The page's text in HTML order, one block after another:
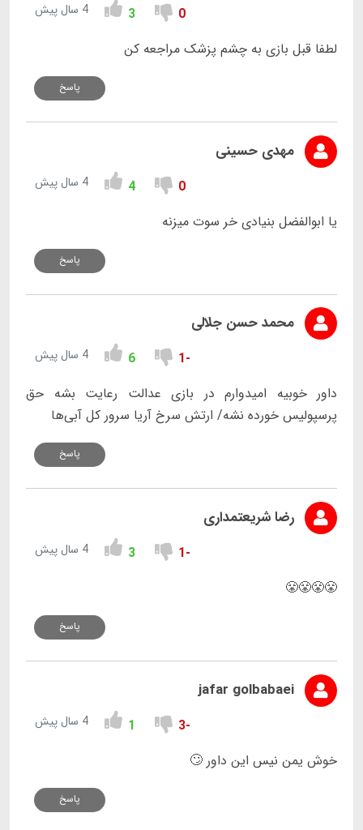
0
3 4 سال پیش
لطفا قبل بازی به چشم پزشک مراجعه کن
پاسخ
مهدی حسینی
0
4 4 سال پیش
یا ابوالفضل بنیادی خر سوت میزنه
پاسخ
محمد حسن جلالی
-1
6 4 سال پیش
داور خوبیه امیدوارم در بازی عدالت رعایت بشه حق
پرسپولیس خورده نشه/ ارتش سرخ آریا سرور کل آبی‌ها
پاسخ
رضا شریعتمداری
-1
3 4 سال پیش
😤😤😤😤
پاسخ
jafar golbabaei
-3
1 4 سال پیش
خوش یمن نیس این داور 🙄
پاسخ